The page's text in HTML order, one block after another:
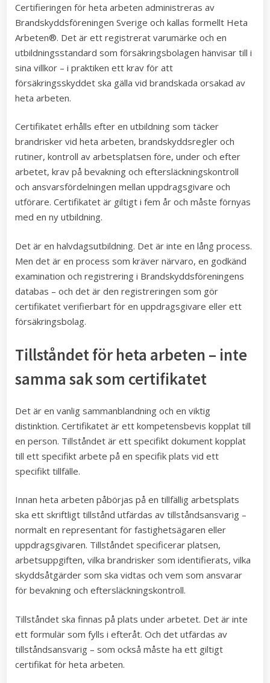
Certifieringen för heta arbeten administreras av
Brandskyddsföreningen Sverige och kallas formellt Heta
Arbeten®. Det är ett registrerat varumärke och en
utbildningsstandard som försäkringsbolagen hänvisar till i
sina villkor – i praktiken ett krav för att
försäkringsskyddet ska gälla vid brandskada orsakad av
heta arbeten.
Certifikatet erhålls efter en utbildning som täcker
brandrisker vid heta arbeten, brandskyddsregler och
rutiner, kontroll av arbetsplatsen före, under och efter
arbetet, krav på bevakning och eftersläckningskontroll
och ansvarsfördelningen mellan uppdragsgivare och
utförare. Certifikatet är giltigt i fem år och måste förnyas
med en ny utbildning.
Det är en halvdagsutbildning. Det är inte en lång process.
Men det är en process som kräver närvaro, en godkänd
examination och registrering i Brandskyddsföreningens
databas – och det är den registreringen som gör
certifikatet verifierbart för en uppdragsgivare eller ett
försäkringsbolag.
Tillståndet för heta arbeten – inte
samma sak som certifikatet
Det är en vanlig sammanblandning och en viktig
distinktion. Certifikatet är ett kompetensbevis kopplat till
en person. Tillståndet är ett specifikt dokument kopplat
till ett specifikt arbete på en specifik plats vid ett
specifikt tillfälle.
Innan heta arbeten påbörjas på en tillfällig arbetsplats
ska ett skriftligt tillstånd utfärdas av tillståndsansvarig –
normalt en representant för fastighetsägaren eller
uppdragsgivaren. Tillståndet specificerar platsen,
arbetsuppgiften, vilka brandrisker som identifierats, vilka
skyddsåtgärder som ska vidtas och vem som ansvarar
för bevakning och eftersläckningskontroll.
Tillståndet ska finnas på plats under arbetet. Det är inte
ett formulär som fylls i efteråt. Och det utfärdas av
tillståndsansvarig – som också måste ha ett giltigt
certifikat för heta arbeten.